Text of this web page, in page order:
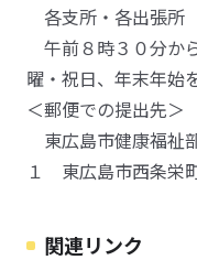
各支所・各出張所
午前８時３０分か
曜・祝日、年末年始
＜郵便での提出先＞
東広島市健康福祉
１ 東広島市西条栄
関連リンク